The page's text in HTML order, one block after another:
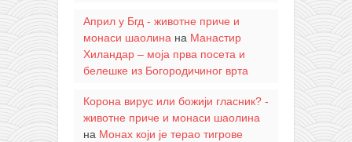
Април у Бгд - животне приче и
монаси шаолина на Манастир
Хиландар – моја прва посета и
белешке из Богородичиног врта
Корона вирус или божији гласник? -
животне приче и монаси шаолина
на Монах који је терао тигрове